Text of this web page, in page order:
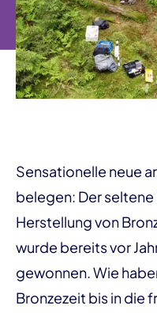
Sensationelle neue
belegen: Der
Herstellung von
wurde bereits vor
gewonnen. Wie
Bronzezeit bis in die